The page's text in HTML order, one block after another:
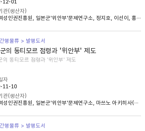
12-01
관(생산자)
한국여성인권진흥원, 일본군'위안부'문제연구소, 정지호, 이선이, 홍영미, 김승래
행물류 > 발행도서
의 동티모르 점령과 '위안부' 제도
의 동티모르 점령과 '위안부' 제도
자
11-10
관(생산자)
한국여성인권진흥원, 일본군'위안부'문제연구소, 마쓰노 아키히사(松野明久), 이승희
행물류 > 발행도서